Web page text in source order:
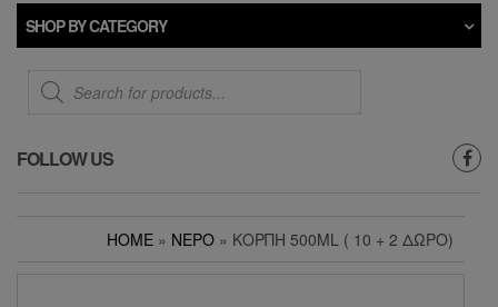
SHOP BY CATEGORY
Products
search
FOLLOW US
HOME » ΝΕΡΌ » ΚΟΡΠΉ 500ML ( 10 + 2 ΔΏΡΟ)